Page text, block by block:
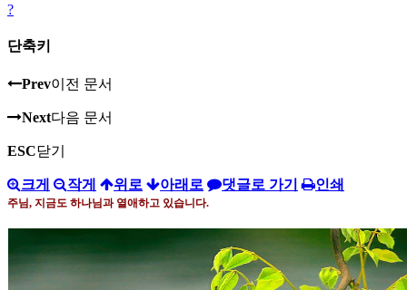
?
단축키
Prev이전 문서
Next다음 문서
ESC닫기
크게 작게 위로 아래로 댓글로 가기 인쇄
주님, 지금도 하나님과 열애하고 있습니다.